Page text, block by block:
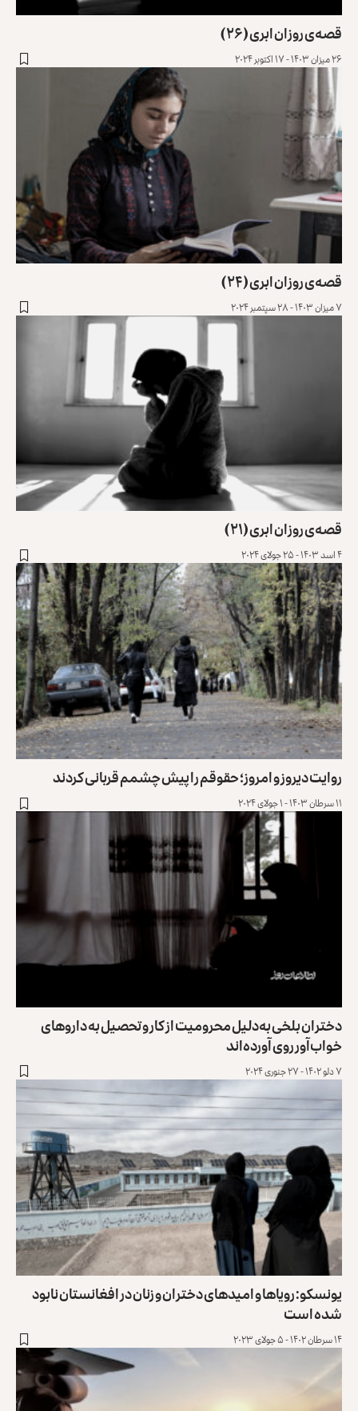
قصه‌ی روزان ابری (۲۶)
۲۶ میزان ۱۴۰۳ - ۱۷ اکتوبر ۲۰۲۴
قصه‌ی روزان ابری (۲۴)
۷ میزان ۱۴۰۳ - ۲۸ سپتمبر ۲۰۲۴
قصه‌ی روزان ابری (۲۱)
۴ اسد ۱۴۰۳ - ۲۵ جولای ۲۰۲۴
روایت دیروز و امروز؛ حقوقم را پیش‌ چشمم قربانی کردند
۱۱ سرطان ۱۴۰۳ - ۱ جولای ۲۰۲۴
دختران بلخی به‌دلیل محرومیت از کار و تحصیل به داروهای
خواب‌آور روی آورده‌اند
۷ دلو ۱۴۰۲ - ۲۷ جنوری ۲۰۲۴
یونسکو: رویاها و امیدهای دختران و زنان در افغانستان نابود
شده است
۱۴ سرطان ۱۴۰۲ - ۵ جولای ۲۰۲۳